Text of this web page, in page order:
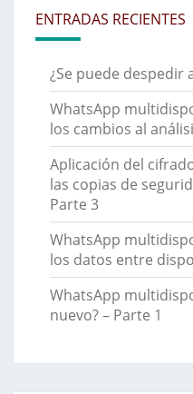
ENTRADAS RECIENTES
¿Se puede despedir
WhatsApp
los cambios al
Aplicación del
las copias de
Parte 3
WhatsApp
los datos entre
WhatsApp
nuevo? – Parte 1